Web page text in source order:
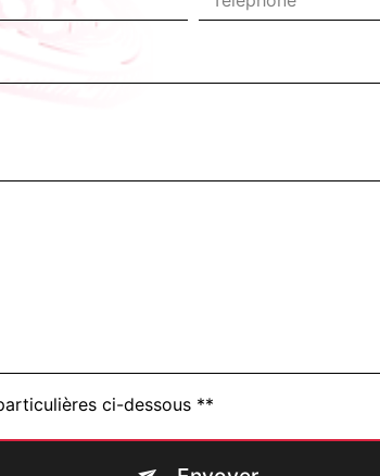
ci-dessous **